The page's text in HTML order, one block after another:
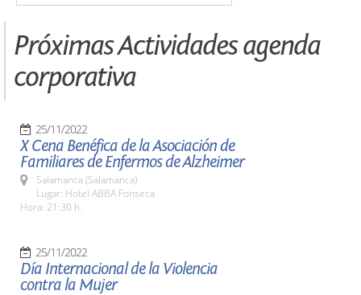
Próximas Actividades agenda
corporativa
25/11/2022
X Cena Benéfica de la Asociación de
Familiares de Enfermos de Alzheimer
Salamanca (Salamanca)
Lugar: Hotel ABBA Fonseca
Hora: 21:30 h.
25/11/2022
Día Internacional de la Violencia
contra la Mujer